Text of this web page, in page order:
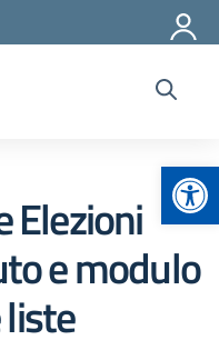
Elezioni
e modulo